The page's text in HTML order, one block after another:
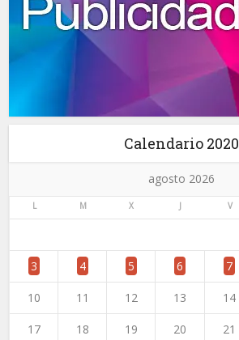
Calendario 2020
agosto 2026
L M X J V
3 4 5 6 7
10 11 12 13 14
17 18 19 20 21